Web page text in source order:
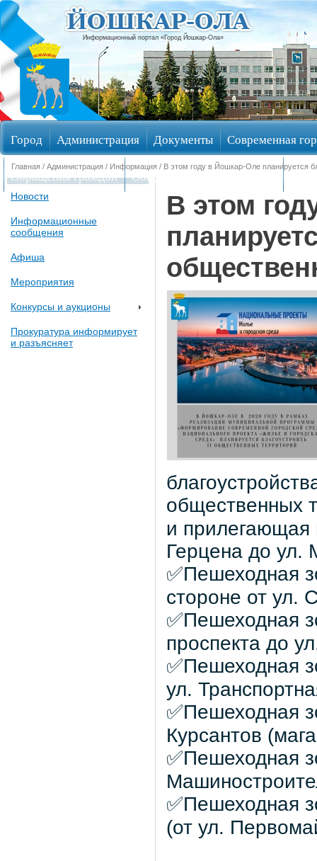
Информационный портал «Город Йошкар-Ола»
Город Администрация Документы Современная
Обращения граждан Общественные обсуждения
Главная / Администрация / Информация / В этом году в Йошкар-Оле планируется
Новости
Информационные
сообщения
Афиша
Мероприятия
Конкурсы и аукционы
Прокуратура информирует
и разъясняет
В этом
общественных
и прилегающая
Герцена до
✅Пешеходная
стороне от ул.
✅Пешеходная
проспекта до
✅Пешеходная
ул.
✅Пешеходная
Курсантов
✅Пешеходная
✅Пешеходная
(от ул.